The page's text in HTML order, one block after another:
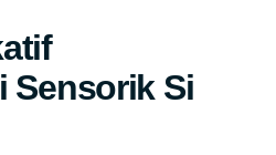
Sensorik Si